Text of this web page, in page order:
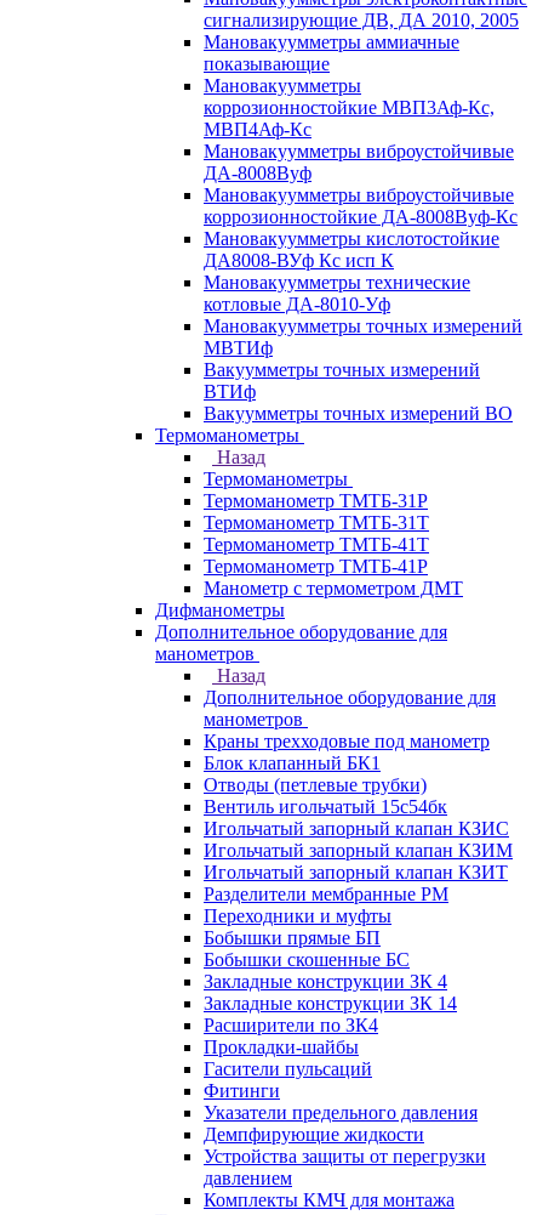
сигнализирующие ДВ, ДА 2010, 2005
Мановакуумметры аммиачные
показывающие
Мановакуумметры
коррозионностойкие МВП3Аф-Кс,
МВП4Аф-Кс
Мановакуумметры виброустойчивые
ДА-8008Вуф
Мановакуумметры виброустойчивые
коррозионностойкие ДА-8008Вуф-Кс
Мановакуумметры кислотостойкие
ДА8008-ВУф Кс исп К
Мановакуумметры технические
котловые ДА-8010-Уф
Мановакуумметры точных измерений
МВТИф
Вакуумметры точных измерений
ВТИф
Вакуумметры точных измерений ВО
Термоманометры
Назад
Термоманометры
Термоманометр ТМТБ-31Р
Термоманометр ТМТБ-31Т
Термоманометр ТМТБ-41Т
Термоманометр ТМТБ-41Р
Манометр с термометром ДМТ
Дифманометры
Дополнительное оборудование для
манометров
Назад
Дополнительное оборудование для
манометров
Краны трехходовые под манометр
Блок клапанный БК1
Отводы (петлевые трубки)
Вентиль игольчатый 15с54бк
Игольчатый запорный клапан КЗИС
Игольчатый запорный клапан КЗИМ
Игольчатый запорный клапан КЗИТ
Разделители мембранные РМ
Переходники и муфты
Бобышки прямые БП
Бобышки скошенные БС
Закладные конструкции ЗК 4
Закладные конструкции ЗК 14
Расширители по ЗК4
Прокладки-шайбы
Гасители пульсаций
Фитинги
Указатели предельного давления
Демпфирующие жидкости
Устройства защиты от перегрузки
давлением
Комплекты КМЧ для монтажа